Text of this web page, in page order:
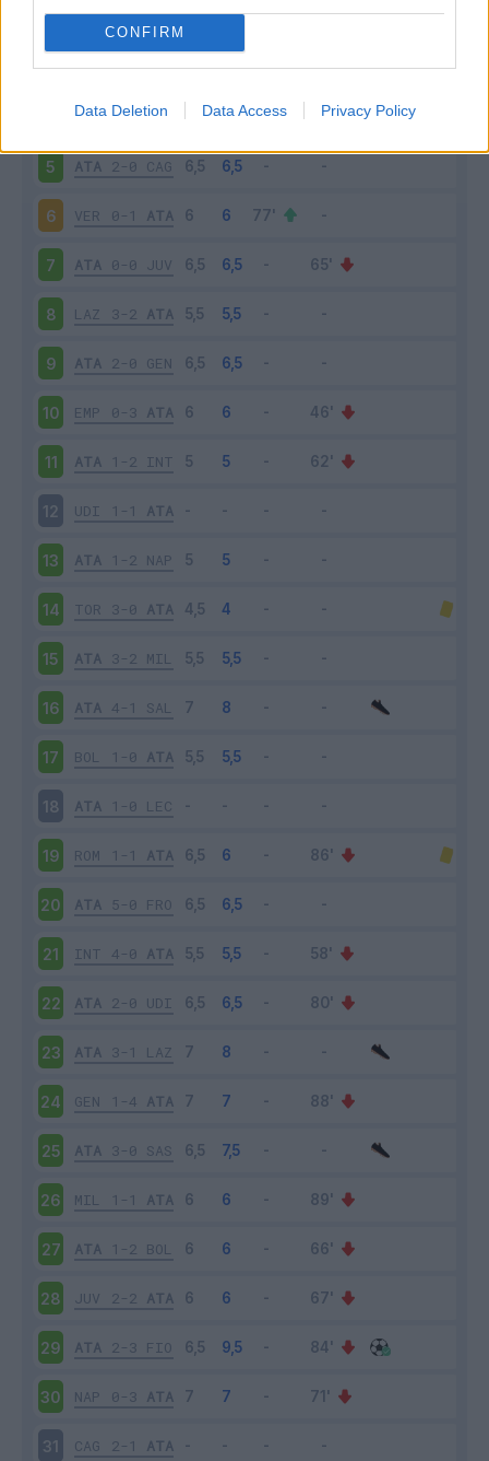
CONFIRM
Data Deletion Data Access Privacy Policy
2 FRO 2-1 ATA
3 ATA 3-0 MON
FIO 3-2 ATA
5 ATA 2-0 CAG
6 VER 0-1 ATA
7 ATA 0-0 JUV
8 LAZ 3-2 ATA
9 ATA 2-0 GEN
10 EMP 0-3 ATA
11 ATA 1-2 INT
12 UDI 1-1 ATA
13 ATA 1-2 NAP
14 TOR 3-0 ATA
15 ATA 3-2 MIL
16 ATA 4-1 SAL
17 BOL 1-0 ATA
18 ATA 1-0 LEC
19 ROM 1-1 ATA
20 ATA 5-0 FRO
21 INT 4-0 ATA
22 ATA 2-0 UDI
23 ATA 3-1 LAZ
24 GEN 1-4 ATA
25 ATA 3-0 SAS
26 MIL 1-1 ATA
27 ATA 1-2 BOL
28 JUV 2-2 ATA
29 ATA 2-3 FIO
30 NAP 0-3 ATA
31 CAG 2-1 ATA